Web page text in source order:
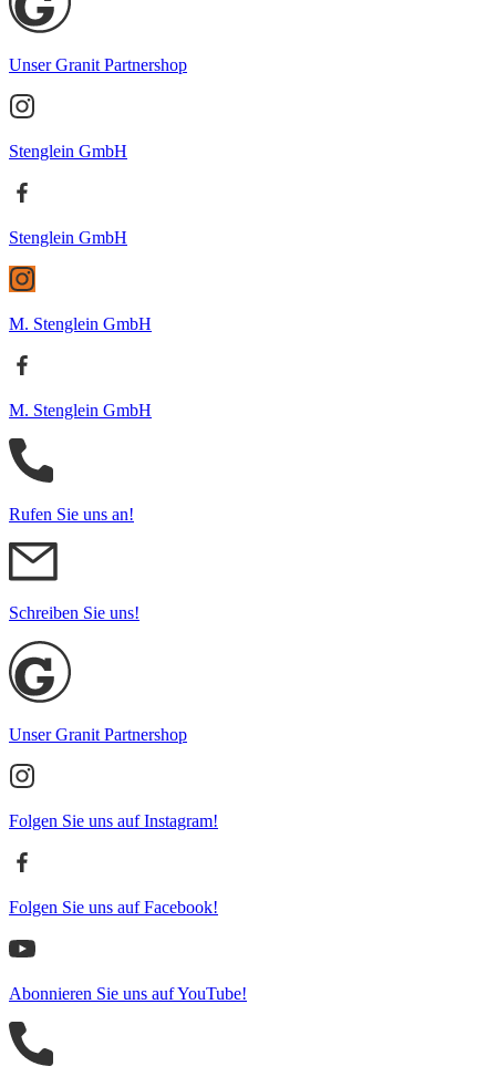
Unser Granit Partnershop
Stenglein GmbH
Stenglein GmbH
M. Stenglein GmbH
M. Stenglein GmbH
Rufen Sie uns an!
Schreiben Sie uns!
Unser Granit Partnershop
Folgen Sie uns auf Instagram!
Folgen Sie uns auf Facebook!
Abonnieren Sie uns auf YouTube!